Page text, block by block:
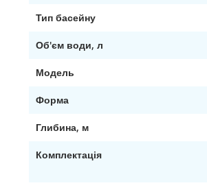
Тип басейну
Об'єм води, л
Модель
Форма
Глибина, м
Комплектація